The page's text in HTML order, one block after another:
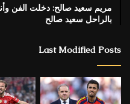
بالراحل سعيد صالح
Last Modified Posts